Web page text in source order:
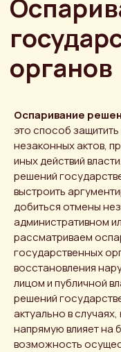
Оспаривание
это способ
незаконных актов,
иных действий
решений
выстроить
добиться отмены
административном
рассматриваем
государственных
восстановления
лицом и публичной
решений
актуально в
напрямую влияет на
возможность